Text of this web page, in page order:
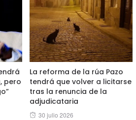
pero
La reforma de la rúa Pazo
tendrá que volver a licitarse
tras la renuncia de la
adjudicataria
Posted
30 julio 2026